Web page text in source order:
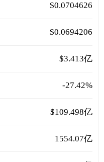
$0.0704626
$0.0694206
$3.413亿
-27.42%
$109.498亿
1554.07亿